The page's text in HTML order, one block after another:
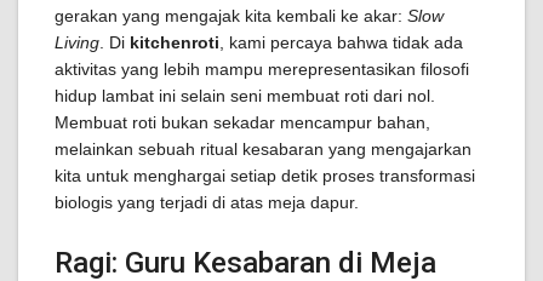
gerakan yang mengajak kita kembali ke akar: Slow
Living . Di kitchenroti , kami percaya bahwa tidak ada
aktivitas yang lebih mampu merepresentasikan filosofi
hidup lambat ini selain seni membuat roti dari nol.
Membuat roti bukan sekadar mencampur bahan,
melainkan sebuah ritual kesabaran yang mengajarkan
kita untuk menghargai setiap detik proses transformasi
biologis yang terjadi di atas meja dapur.
Ragi: Guru Kesabaran di Meja